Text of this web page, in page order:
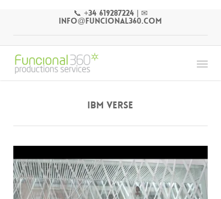
content
📞 +34 619287224| ✉
info@funcional360.com
Menu
IBM Verse